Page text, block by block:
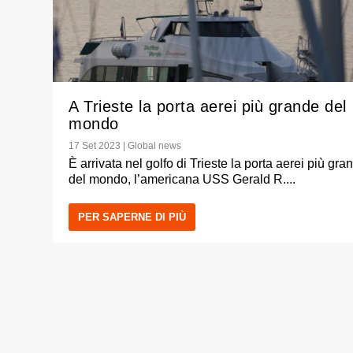
A Trieste la porta aerei più grande del
mondo
17 Set 2023 |Global news
È arrivata nel golfo di Trieste la porta aerei più
del mondo, l’americana USS Gerald R....
PER SAPERNE DI PIÙ